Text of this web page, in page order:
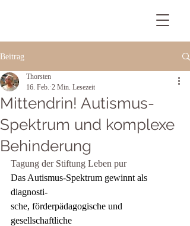
Beitrag
Mittendrin! Autismus-
Spektrum und komplexe
Behinderung
Thorsten
16. Feb. 2 Min. Lesezeit
Tagung der Stiftung Leben pur
Das Autismus-Spektrum gewinnt als
diagnosti-
sche, förderpädagogische und
gesellschaftliche